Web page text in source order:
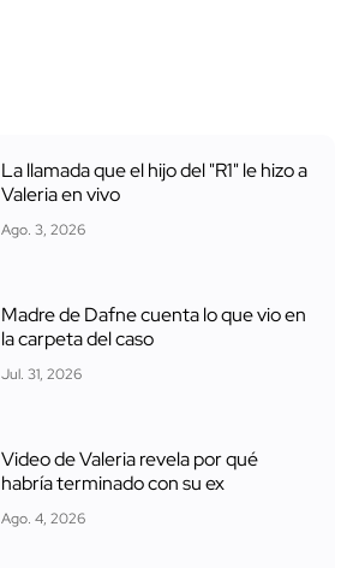
La llamada que el hijo del "R1" le hizo a
Valeria en vivo
Ago. 3, 2026
Madre de Dafne cuenta lo que vio en
la carpeta del caso
Jul. 31, 2026
Video de Valeria revela por qué
habría terminado con su ex
Ago. 4, 2026